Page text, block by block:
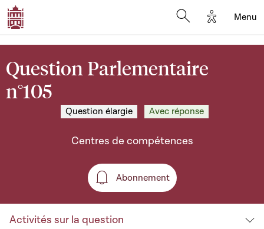
Options
Menu
Question Parlementaire
n°105
Question élargie Avec réponse
Centres de compétences
Abonnement
Abonnement
Activités sur la question